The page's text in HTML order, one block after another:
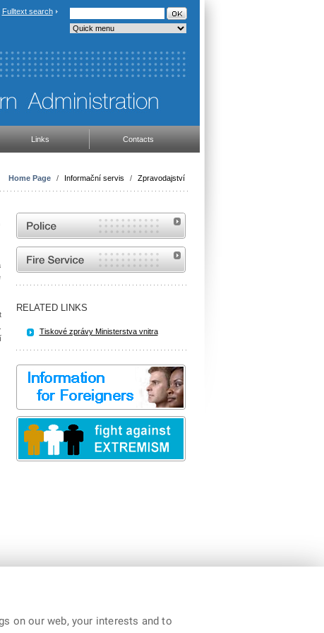
Fulltext search
Links Contacts
Home Page / Informační servis / Zpravodajství
Website of the Police of the Czech Republic
Website of the Fire and Rescue Service of the
Czech Republic
RELATED LINKS
Tiskové zprávy Ministerstva vnitra
on our web, your interests and to